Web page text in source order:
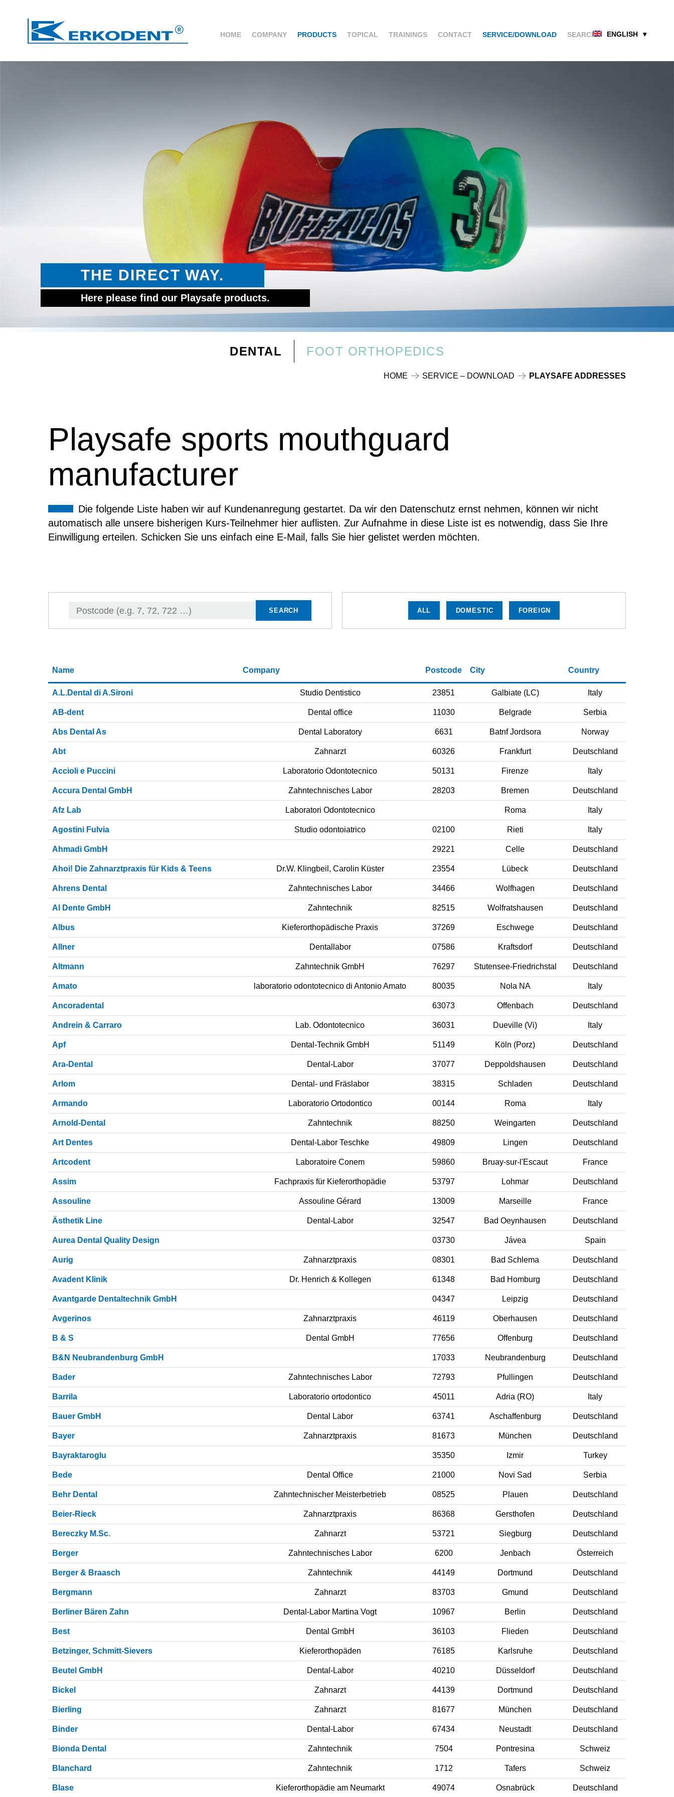
HOME COMPANY PRODUCTS TOPICAL TRAININGS CONTACT SERVICE/DOWNLOAD SEARCH ENGLISH
THE DIRECT WAY.
Here please find our Playsafe products.
DENTAL FOOT ORTHOPEDICS
HOME SERVICE – DOWNLOAD PLAYSAFE ADDRESSES
Playsafe sports mouthguard
manufacturer
Die folgende Liste haben wir auf Kundenanregung gestartet. Da wir den Datenschutz ernst nehmen, können wir nicht
automatisch alle unsere bisherigen Kurs-Teilnehmer hier auflisten. Zur Aufnahme in diese Liste ist es notwendig, dass Sie Ihre
Einwilligung erteilen. Schicken Sie uns einfach eine E-Mail, falls Sie hier gelistet werden möchten.
ALL DOMESTIC FOREIGN
Name Company Postcode City Country
A.L.Dental di A.Sironi Studio Dentistico 23851 Galbiate (LC) Italy
AB-dent Dental office 11030 Belgrade Serbia
Abs Dental As Dental Laboratory 6631 Batnf Jordsora Norway
Abt Zahnarzt 60326 Frankfurt Deutschland
Accioli e Puccini Laboratorio Odontotecnico 50131 Firenze Italy
Accura Dental GmbH Zahntechnisches Labor 28203 Bremen Deutschland
Afz Lab Laboratori Odontotecnico Roma Italy
Agostini Fulvia Studio odontoiatrico 02100 Rieti Italy
Ahmadi GmbH 29221 Celle Deutschland
Ahoi! Die Zahnarztpraxis für Kids & Teens Dr.W. Klingbeil, Carolin Küster 23554 Lübeck Deutschland
Ahrens Dental Zahntechnisches Labor 34466 Wolfhagen Deutschland
Al Dente GmbH Zahntechnik 82515 Wolfratshausen Deutschland
Albus Kieferorthopädische Praxis 37269 Eschwege Deutschland
Allner Dentallabor 07586 Kraftsdorf Deutschland
Altmann Zahntechnik GmbH 76297 Stutensee-Friedrichstal Deutschland
Amato laboratorio odontotecnico di Antonio Amato 80035 Nola NA Italy
Ancoradental 63073 Offenbach Deutschland
Andrein & Carraro Lab. Odontotecnico 36031 Dueville (Vi) Italy
Apf Dental-Technik GmbH 51149 Köln (Porz) Deutschland
Ara-Dental Dental-Labor 37077 Deppoldshausen Deutschland
Arlom Dental- und Fräslabor 38315 Schladen Deutschland
Armando Laboratorio Ortodontico 00144 Roma Italy
Arnold-Dental Zahntechnik 88250 Weingarten Deutschland
Art Dentes Dental-Labor Teschke 49809 Lingen Deutschland
Artcodent Laboratoire Conem 59860 Bruay-sur-l'Escaut France
Assim Fachpraxis für Kieferorthopädie 53797 Lohmar Deutschland
Assouline Assouline Gérard 13009 Marseille France
Ästhetik Line Dental-Labor 32547 Bad Oeynhausen Deutschland
Aurea Dental Quality Design 03730 Jávea Spain
Aurig Zahnarztpraxis 08301 Bad Schlema Deutschland
Avadent Klinik Dr. Henrich & Kollegen 61348 Bad Homburg Deutschland
Avantgarde Dentaltechnik GmbH 04347 Leipzig Deutschland
Avgerinos Zahnarztpraxis 46119 Oberhausen Deutschland
B & S Dental GmbH 77656 Offenburg Deutschland
B&N Neubrandenburg GmbH 17033 Neubrandenburg Deutschland
Bader Zahntechnisches Labor 72793 Pfullingen Deutschland
Barrila Laboratorio ortodontico 45011 Adria (RO) Italy
Bauer GmbH Dental Labor 63741 Aschaffenburg Deutschland
Bayer Zahnarztpraxis 81673 München Deutschland
Bayraktaroglu 35350 Izmir Turkey
Bede Dental Office 21000 Novi Sad Serbia
Behr Dental Zahntechnischer Meisterbetrieb 08525 Plauen Deutschland
Beier-Rieck Zahnarztpraxis 86368 Gersthofen Deutschland
Bereczky M.Sc. Zahnarzt 53721 Siegburg Deutschland
Berger Zahntechnisches Labor 6200 Jenbach Österreich
Berger & Braasch Zahntechnik 44149 Dortmund Deutschland
Bergmann Zahnarzt 83703 Gmund Deutschland
Berliner Bären Zahn Dental-Labor Martina Vogt 10967 Berlin Deutschland
Best Dental GmbH 36103 Flieden Deutschland
Betzinger, Schmitt-Sievers Kieferorthopäden 76185 Karlsruhe Deutschland
Beutel GmbH Dental-Labor 40210 Düsseldorf Deutschland
Bickel Zahnarzt 44139 Dortmund Deutschland
Bierling Zahnarzt 81677 München Deutschland
Binder Dental-Labor 67434 Neustadt Deutschland
Bionda Dental Zahntechnik 7504 Pontresina Schweiz
Blanchard Zahntechnik 1712 Tafers Schweiz
Blase Kieferorthopädie am Neumarkt 49074 Osnabrück Deutschland